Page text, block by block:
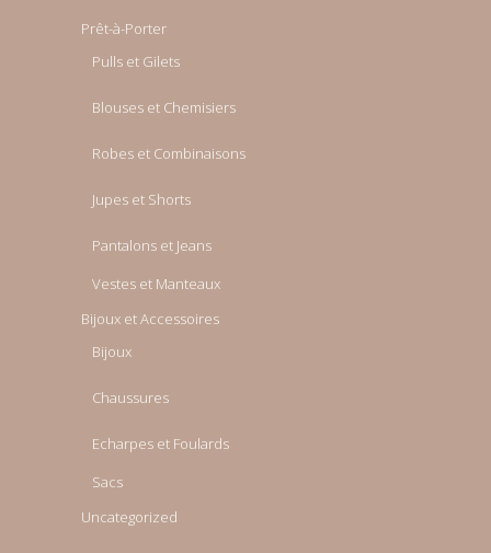
Prêt-à-Porter
Pulls et Gilets
Blouses et Chemisiers
Robes et Combinaisons
Jupes et Shorts
Pantalons et Jeans
Vestes et Manteaux
Bijoux et Accessoires
Bijoux
Chaussures
Echarpes et Foulards
Sacs
Uncategorized